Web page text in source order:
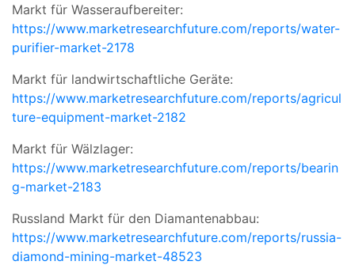
Markt für Wasseraufbereiter:
https://www.marketresearchfuture.com/reports/water-
purifier-market-2178
Markt für landwirtschaftliche Geräte:
https://www.marketresearchfuture.com/reports/agricul
ture-equipment-market-2182
Markt für Wälzlager:
https://www.marketresearchfuture.com/reports/bearin
g-market-2183
Russland Markt für den Diamantenabbau:
https://www.marketresearchfuture.com/reports/russia-
diamond-mining-market-48523